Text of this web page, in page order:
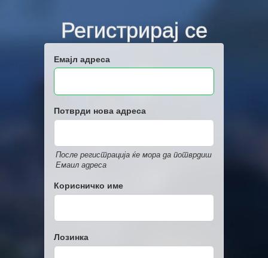
Регистрирај се
Емајл адреса
Потврди нова адреса
После регистрација ќе мора да потврдиш
Емаил адреса
Корисничко име
Лозинка